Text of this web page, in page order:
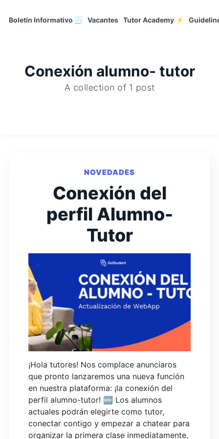
Boletín Informativo 🧾 Vacantes Tutor Academy ⚡
Conexión alumno- tutor
A collection of 1 post
NOVEDADES
Conexión del
perfil Alumno-
Tutor
¡Hola tutores! Nos complace anunciaros
que pronto lanzaremos una nueva función
en nuestra plataforma: ¡la conexión del
perfil alumno-tutor! 🆕 Los alumnos
actuales podrán elegirte como tutor,
conectar contigo y empezar a chatear para
organizar la primera clase inmediatamente,